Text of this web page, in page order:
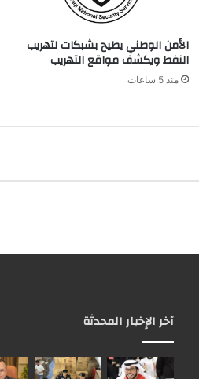
الأمن الوطني يطيح بشبكات لتهريب
النفط ويكشف مواقع التهريب
منذ 5 ساعات
آخر الإخبار المحدثة